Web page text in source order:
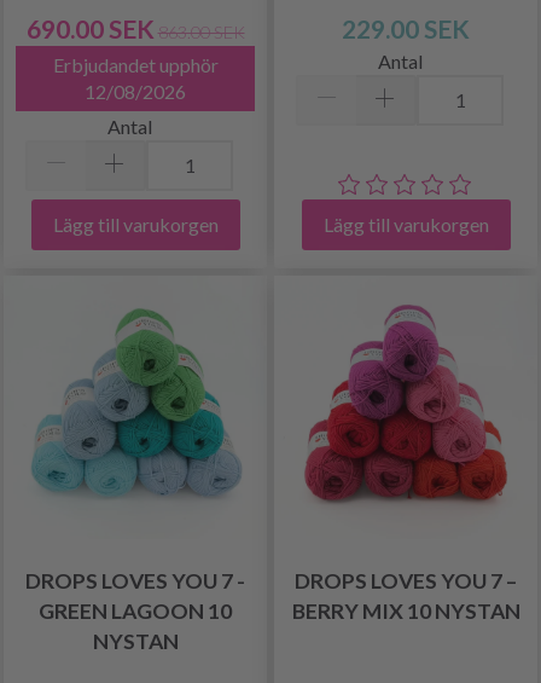
690.00 SEK 863.00 SEK
Erbjudandet upphör
12/08/2026
Antal
Lägg till varukorgen
229.00 SEK
Antal
Lägg till varukorgen
DROPS LOVES YOU 7 -
GREEN LAGOON 10
NYSTAN
DROPS LOVES YOU 7 –
BERRY MIX 10 NYSTAN